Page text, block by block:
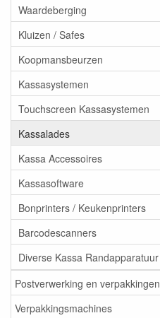
Waardeberging
Kluizen / Safes
Koopmansbeurzen
Kassasystemen
Touchscreen Kassasystemen
Kassalades
Kassa Accessoires
Kassasoftware
Bonprinters / Keukenprinters
Barcodescanners
Diverse Kassa Randapparatuur
Postverwerking en verpakkingen
Verpakkingsmachines